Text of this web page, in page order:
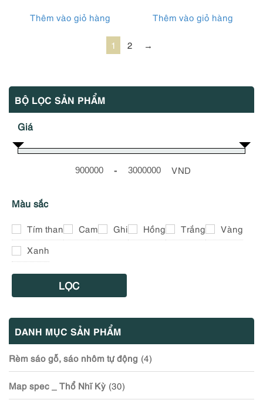
Thêm vào giỏ hàng Thêm vào giỏ hàng
1 2 →
BỘ LỌC SẢN PHẨM
Giá
Minimum Price
-
Maximum Price
VND
Màu sắc
Tím than Cam Ghi Hồng Trắng
Vàng
Xanh
LỌC
DANH MỤC SẢN PHẨM
Rèm sáo gỗ, sáo nhôm tự động (4)
Map spec _ Thổ Nhĩ Kỳ (30)